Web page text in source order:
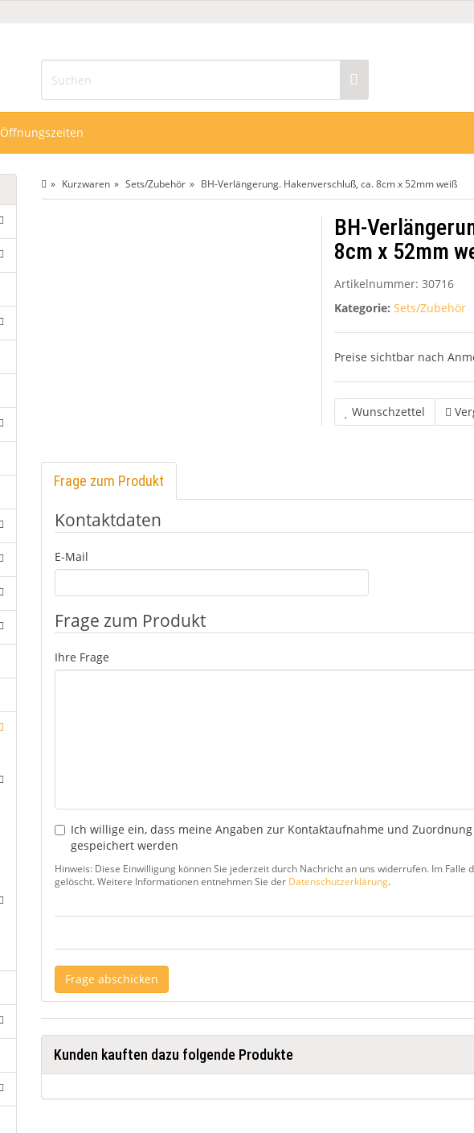
Öffnungszeiten
Kurzwaren Sets/Zubehör BH-Verlängerung. Hakenverschluß, ca. 8cm x 52mm weiß
BH-
8cm x 52mm
Artikelnummer:30716
Kategorie:Sets/Zubehör
Preise sichtbar nach
Wunschzettel
Frage zum Produkt
Kontaktdaten
E-Mail
Frage zum Produkt
Ihre Frage
Ich willige ein, dass meine Angaben zur Kontaktaufnahme und
gespeichert werden
Hinweis: Diese Einwilligung können Sie jederzeit durch Nachricht an uns widerrufen. Im
gelöscht. Weitere Informationen entnehmen Sie der Datenschutzerklärung.
Frage abschicken
Kunden kauften dazu folgende Produkte